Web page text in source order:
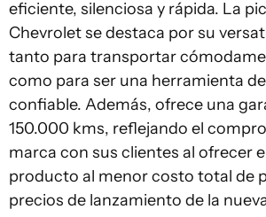
eficiente, silenciosa y rápida. La
Chevrolet se destaca por su
tanto para transportar
como para ser una herramienta
confiable. Además, ofrece una
150.000 kms, reflejando el
marca con sus clientes al ofrecer
producto al menor costo total de
precios de lanzamiento de la